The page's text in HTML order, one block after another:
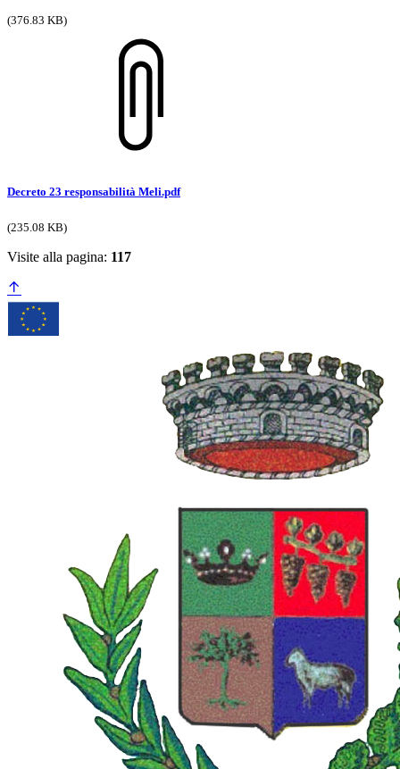
(376.83 KB)
Decreto 23 responsabilità Meli.pdf
(235.08 KB)
Visite alla pagina: 117